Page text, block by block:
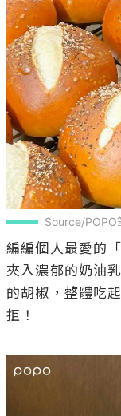
Source/POPO
編編個人最愛的
夾入濃郁的奶油
的胡椒，整體吃
拒！